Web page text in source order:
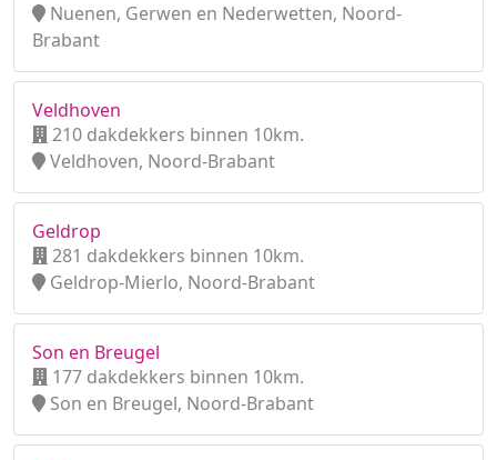
Nuenen, Gerwen en Nederwetten, Noord-
Brabant
Veldhoven
210 dakdekkers binnen 10km.
Veldhoven, Noord-Brabant
Geldrop
281 dakdekkers binnen 10km.
Geldrop-Mierlo, Noord-Brabant
Son en Breugel
177 dakdekkers binnen 10km.
Son en Breugel, Noord-Brabant